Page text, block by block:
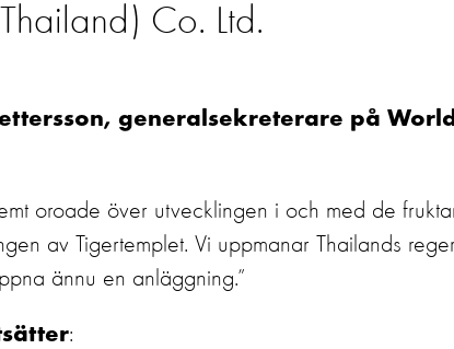
Co. Ltd.
generalsekreterare på
oroade över utvecklingen i och med de
av Tigertemplet. Vi uppmanar Thailands
ännu en anläggning.”
: